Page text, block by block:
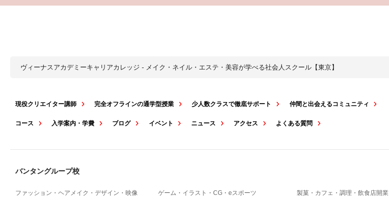
ヴィーナスアカデミーキャリアカレッジ - メイク・ネイル・エステ・美容が学べる社会人スクール【東京】
現役クリエイター講師 完全オフラインの通学型授業 少人数クラスで徹底サポート 仲間と出会えるコミュニティ
コース 入学案内・学費 ブログ イベント ニュース アクセス よくある質問
バンタングループ校
ファッション・ヘアメイク・デザイン・映像 ゲーム・イラスト・CG・eスポーツ 製菓・カフェ・調理・飲食店開業